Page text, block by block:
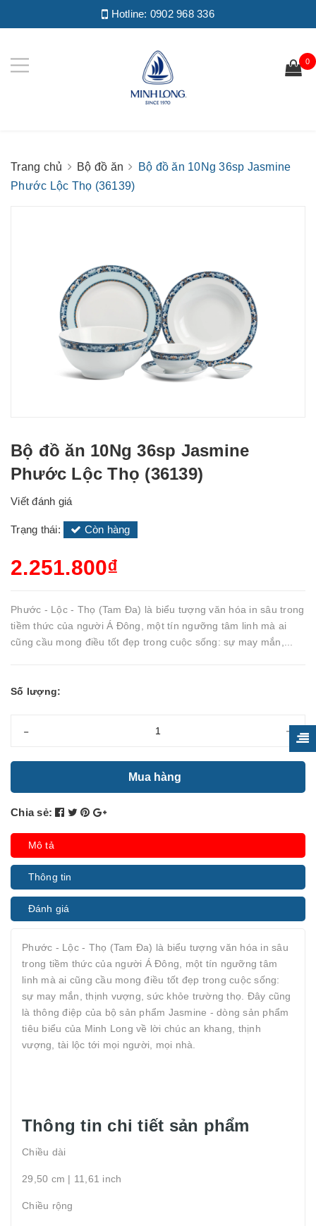
Hotline: 0902 968 336
0
Trang chủ Bộ đồ ăn
Bộ đồ ăn 10Ng 36sp Jasmine
Phước Lộc Thọ (36139)
Bộ đồ ăn 10Ng 36sp Jasmine
Phước Lộc Thọ (36139)
Viết đánh giá
Trạng thái: Còn hàng
2.251.800₫
Phước - Lộc - Thọ (Tam Đa) là biểu tượng văn hóa in sâu trong
tiềm thức của người Á Đông, một tín ngưỡng tâm linh mà ai
cũng cầu mong điều tốt đẹp trong cuộc sống: sự may mắn,...
Số lượng:
- +
Mua hàng
Chia sẻ:
Mô tả
Thông tin
Đánh giá
Phước - Lộc - Thọ (Tam Đa) là biểu tượng văn hóa in sâu
trong tiềm thức của người Á Đông, một tín ngưỡng tâm
linh mà ai cũng cầu mong điều tốt đẹp trong cuộc sống:
sự may mắn, thịnh vượng, sức khỏe trường thọ. Đây cũng
là thông điệp của bộ sản phẩm Jasmine - dòng sản phẩm
tiêu biểu của Minh Long về lời chúc an khang, thịnh
vượng, tài lộc tới mọi người, mọi nhà.
Thông tin chi tiết sản phẩm
Chiều dài
29,50 cm | 11,61 inch
Chiều rộng